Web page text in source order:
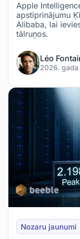
Apple
apstiprinājumu
Alibaba, lai
tālruņos.
Léo
2026. gada
Nozaru jaunumi